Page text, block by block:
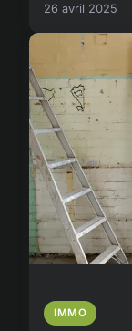
26 avril 2025
IMMO